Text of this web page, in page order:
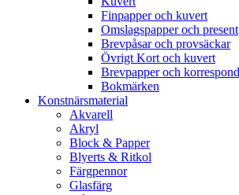
Finpapper och kuvert
Omslagspapper och present
Brevpåsar och provsäckar
Övrigt Kort och kuvert
Brevpapper och
Bokmärken
Konstnärsmaterial
Akvarell
Akryl
Block & Papper
Blyerts & Ritkol
Färgpennor
Glasfärg